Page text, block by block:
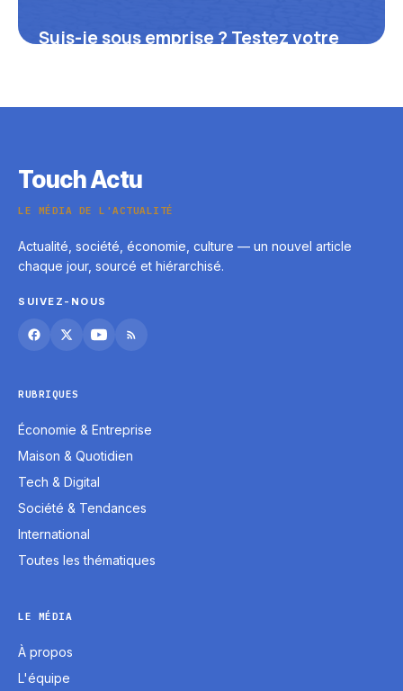
Suis-je sous emprise ? Testez votre
Touch Actu
LE MÉDIA DE L'ACTUALITÉ
Actualité, société, économie, culture — un nouvel article
chaque jour, sourcé et hiérarchisé.
SUIVEZ-NOUS
RUBRIQUES
Économie & Entreprise
Maison & Quotidien
Tech & Digital
Société & Tendances
International
Toutes les thématiques
LE MÉDIA
À propos
L'équipe